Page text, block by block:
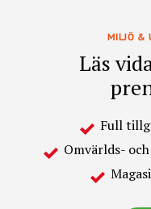
MILJÖ &
Läs
Full
Omvärlds-